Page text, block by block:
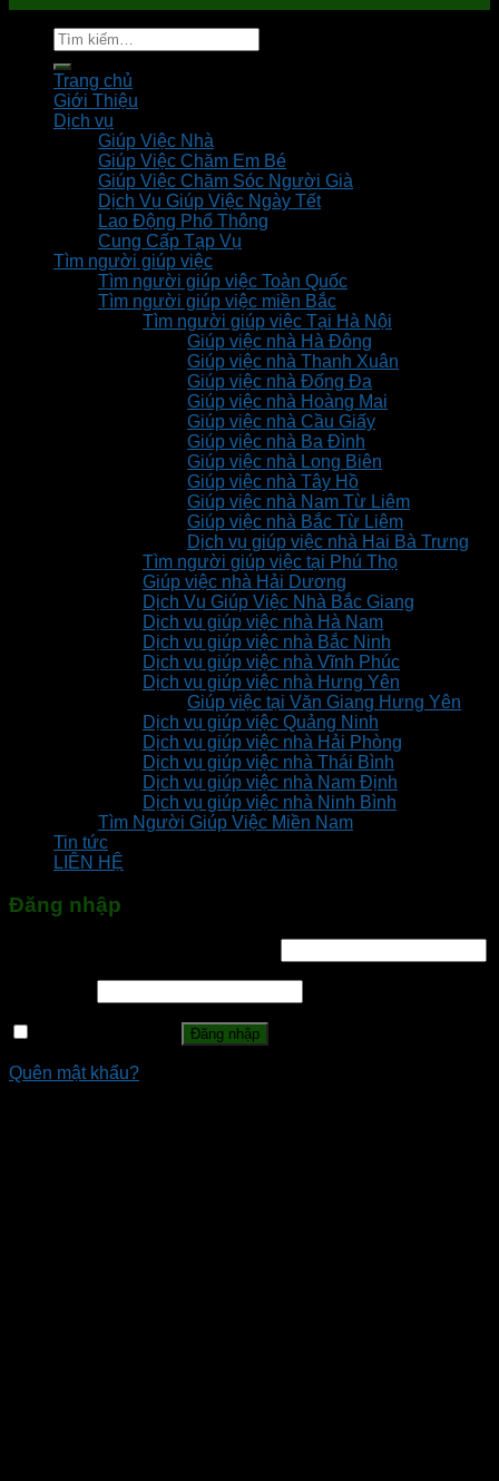
Tìm
kiếm:
Trang chủ
Giới Thiệu
Dịch vụ
Giúp Việc Nhà
Giúp Việc Chăm Em Bé
Giúp Việc Chăm Sóc Người Già
Dịch Vụ Giúp Việc Ngày Tết
Lao Động Phổ Thông
Cung Cấp Tạp Vụ
Tìm người giúp việc
Tìm người giúp việc Toàn Quốc
Tìm người giúp việc miền Bắc
Tìm người giúp việc Tại Hà Nội
Giúp việc nhà Hà Đông
Giúp việc nhà Thanh Xuân
Giúp việc nhà Đống Đa
Giúp việc nhà Hoàng Mai
Giúp việc nhà Cầu Giấy
Giúp việc nhà Ba Đình
Giúp việc nhà Long Biên
Giúp việc nhà Tây Hồ
Giúp việc nhà Nam Từ Liêm
Giúp việc nhà Bắc Từ Liêm
Dịch vụ giúp việc nhà Hai Bà Trưng
Tìm người giúp việc tại Phú Thọ
Giúp việc nhà Hải Dương
Dịch Vụ Giúp Việc Nhà Bắc Giang
Dịch vụ giúp việc nhà Hà Nam
Dịch vụ giúp việc nhà Bắc Ninh
Dịch vụ giúp việc nhà Vĩnh Phúc
Dịch vụ giúp việc nhà Hưng Yên
Giúp việc tại Văn Giang Hưng Yên
Dịch vụ giúp việc Quảng Ninh
Dịch vụ giúp việc nhà Hải Phòng
Dịch vụ giúp việc nhà Thái Bình
Dịch vụ giúp việc nhà Nam Định
Dịch vụ giúp việc nhà Ninh Bình
Tìm Người Giúp Việc Miền Nam
Tin tức
LIÊN HỆ
Đăng nhập
Đăng nhập
Quên mật khẩu?